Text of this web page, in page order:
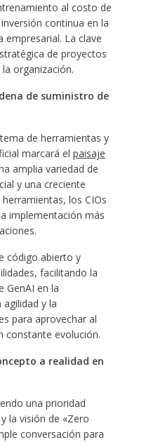
al costo de
continua en la
empresarial. La clave
de proyectos
organización.
de suministro de
de herramientas y
marcará el paisaje
amplia variedad de
y una creciente
los CIOs
implementación más
código abierto y
facilitando la
GenAI en la
y la
para aprovechar al
constante evolución.
a realidad en
una prioridad
la visión de «Zero
conversación para